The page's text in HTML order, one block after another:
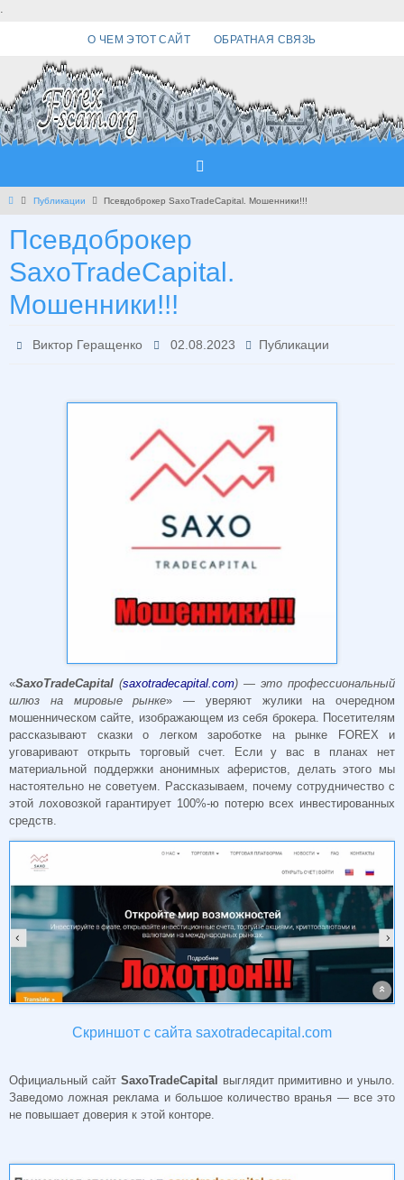
.
О ЧЕМ ЭТОТ САЙТ ОБРАТНАЯ СВЯЗЬ
Главная
Публикации Псевдоброкер SaxoTradeCapital. Мошенники!!!
Псевдоброкер
SaxoTradeCapital.
Мошенники!!!
Виктор Геращенко 02.08.2023 Публикации
«SaxoTradeCapital (saxotradecapital.com) — это профессиональный
шлюз на мировые рынке» — уверяют жулики на очередном
мошенническом сайте, изображающем из себя брокера. Посетителям
рассказывают сказки о легком зароботке на рынке FOREX и
уговаривают открыть торговый счет. Если у вас в планах нет
материальной поддержки анонимных аферистов, делать этого мы
настоятельно не советуем. Рассказываем, почему сотрудничество с
этой лоховозкой гарантирует 100%-ю потерю всех инвестированных
средств.
Скриншот с сайта saxotradecapital.com
Официальный сайт SaxoTradeCapital выглядит примитивно и уныло.
Заведомо ложная реклама и большое количество вранья — все это
не повышает доверия к этой конторе.